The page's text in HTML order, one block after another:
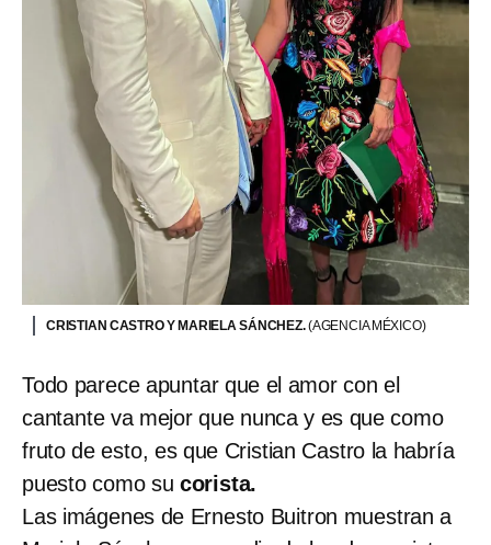
CRISTIAN CASTRO Y MARIELA SÁNCHEZ.(AGENCIA MÉXICO)
Todo parece apuntar que el amor con el
cantante va mejor que nunca y es que como
fruto de esto, es que Cristian Castro la habría
puesto como su corista.
Las imágenes de Ernesto Buitron muestran a